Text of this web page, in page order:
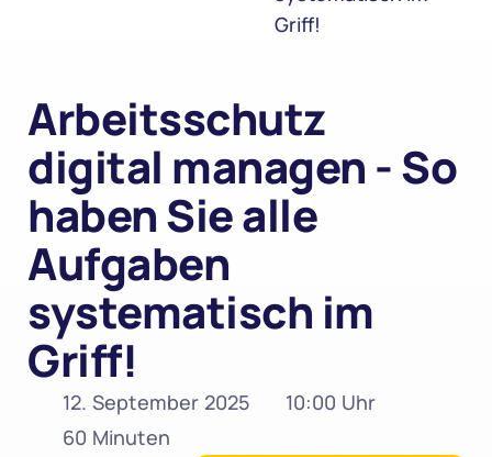
Griff!
Arbeitsschutz
digital managen - So
haben Sie alle
Aufgaben
systematisch im
Griff!
12. September 2025
10:00 Uhr
60 Minuten